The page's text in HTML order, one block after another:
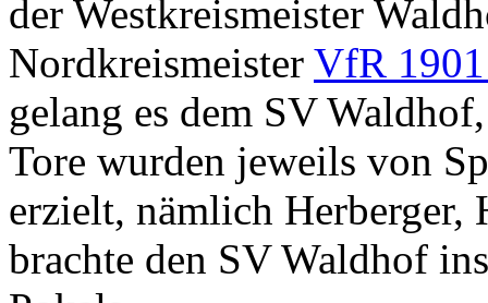
der Westkreismeister
Nordkreismeister VfR
gelang es dem SV
Tore wurden jeweils von
erzielt, nämlich Herberger,
brachte den SV Waldhof